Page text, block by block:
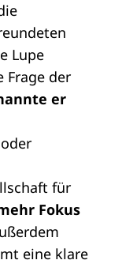
Lupe
Frage der
er
für
Fokus
eine klare